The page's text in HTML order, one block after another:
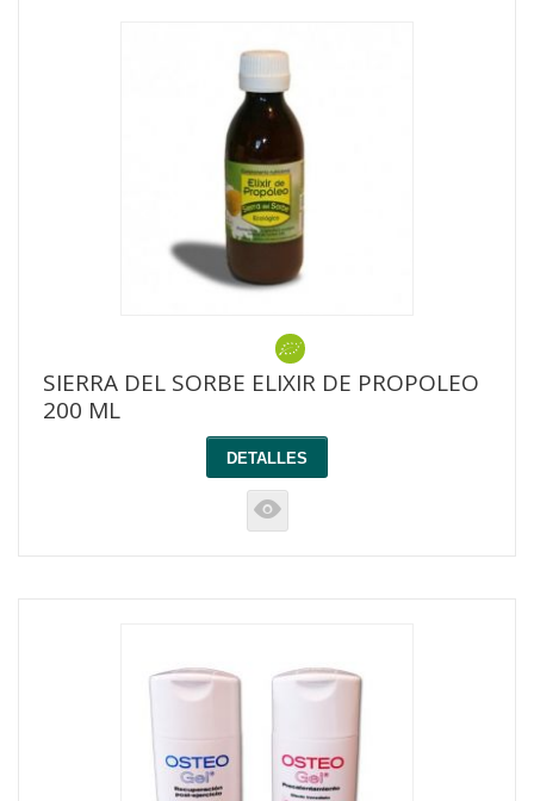
SIERRA DEL SORBE ELIXIR DE PROPOLEO
200 ML
DETALLES
K